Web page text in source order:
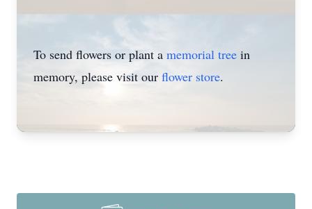
To send flowers or plant a memorial tree in
memory, please visit our flower store.